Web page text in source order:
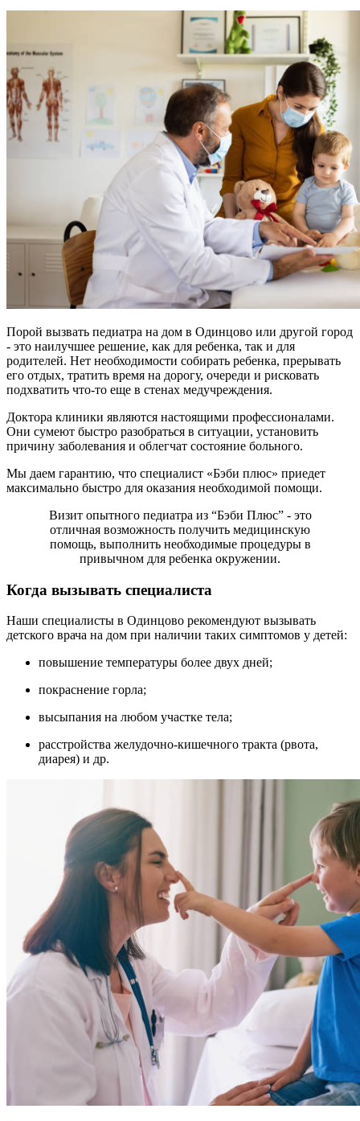
Порой вызвать педиатра на дом в Одинцово или другой город
- это наилучшее решение, как для ребенка, так и для
родителей. Нет необходимости собирать ребенка, прерывать
его отдых, тратить время на дорогу, очереди и рисковать
подхватить что-то еще в стенах медучреждения.
Доктора клиники являются настоящими профессионалами.
Они сумеют быстро разобраться в ситуации, установить
причину заболевания и облегчат состояние больного.
Мы даем гарантию, что специалист «Бэби плюс» приедет
максимально быстро для оказания необходимой помощи.
Визит опытного педиатра из “Бэби Плюс” - это
отличная возможность получить медицинскую
помощь, выполнить необходимые процедуры в
привычном для ребенка окружении.
Когда вызывать специалиста
Наши специалисты в Одинцово рекомендуют вызывать
детского врача на дом при наличии таких симптомов у детей:
повышение температуры более двух дней;
покраснение горла;
высыпания на любом участке тела;
расстройства желудочно-кишечного тракта (рвота,
диарея) и др.